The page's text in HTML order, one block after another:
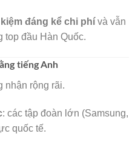
🌸
đáng kể chi phí và vẫn
đầu Hàn Quốc.
tiếng Anh
nhận rộng rãi.
: các tập đoàn lớn (Samsung,
quốc tế.